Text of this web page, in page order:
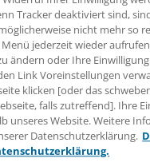
tangiert ist; ferner,
Mittel zur Förderung
auch:Gerlach:
gefordert
Tracker deaktiviert sind,
nicht mehr so
jederzeit wieder
ändern oder Ihre
Link Voreinstellungen
klicken [oder das
falls zutreffend]. Ihre
unseres Website. Weitere
Datenschutzerklärung.